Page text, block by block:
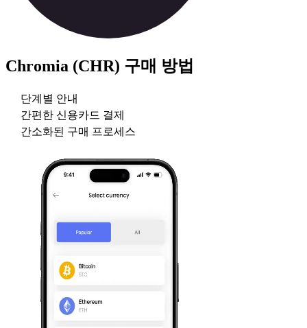
Chromia (CHR) 구매 방법
단계별 안내
간편한 신용카드 결제
간소화된 구매 프로세스